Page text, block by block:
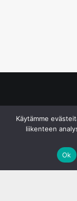
Käytämme
liikenteen
Ok